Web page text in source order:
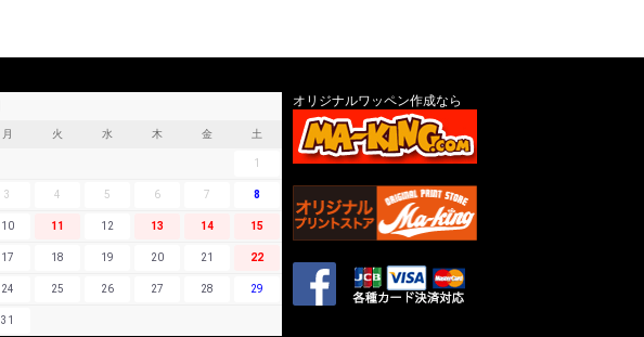
月 火 水 木 金 土
1
3 4 5 6 7 8
10 11 12 13 14 15
17 18 19 20 21 22
24 25 26 27 28 29
31
オリジナルワッペン作成なら